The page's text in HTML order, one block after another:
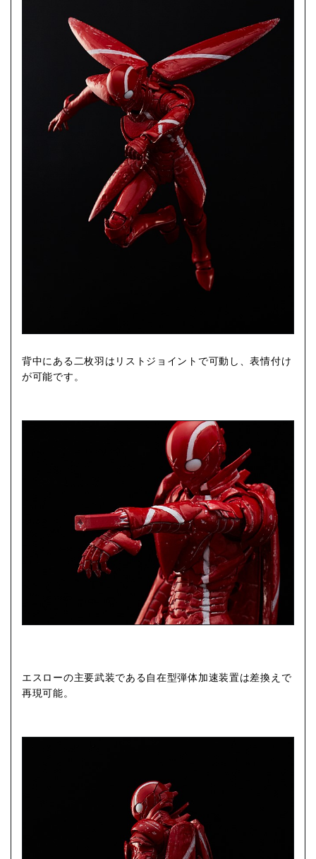
背中にある二枚羽はリストジョイントで可動し、表情付け
が可能です。
エスローの主要武装である自在型弾体加速装置は差換えで
再現可能。